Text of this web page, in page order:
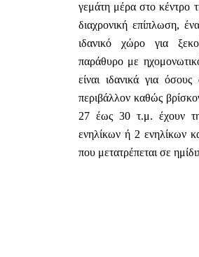
γεμάτη μέρα στο κέντρο
διαχρονική επίπλωση,
ιδανικό χώρο για
παράθυρο με
είναι ιδανικά για
περιβάλλον καθώς
27 έως 30 τ.μ. έχουν τη
ενηλίκων ή 2 ενηλίκων
που μετατρέπεται σε